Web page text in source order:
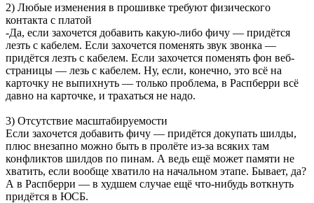
2) Любые изменения в прошивке требуют физического
контакта с платой
-Да, если захочется добавить какую-либо фичу — придётся
лезть с кабелем. Если захочется поменять звук звонка —
придётся лезть с кабелем. Если захочется поменять фон веб-
страницы — лезь с кабелем. Ну, если, конечно, это всё на
карточку не выпихнуть — только проблема, в Распберри всё
давно на карточке, и трахаться не надо.
3) Отсутствие масштабируемости
Если захочется добавить фичу — придётся докупать шилды,
плюс внезапно можно быть в пролёте из-за всяких там
конфликтов шилдов по пинам. А ведь ещё может памяти не
хватить, если вообще хватило на начальном этапе. Бывает, да?
А в Распберри — в худшем случае ещё что-нибудь воткнуть
придётся в ЮСБ.